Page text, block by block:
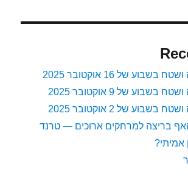
של 16 אוקטובר 2025
של 9 אוקטובר 2025
של 2 אוקטובר 2025
בריצה למרחקים ארוכים — טרנד
אמיתי?